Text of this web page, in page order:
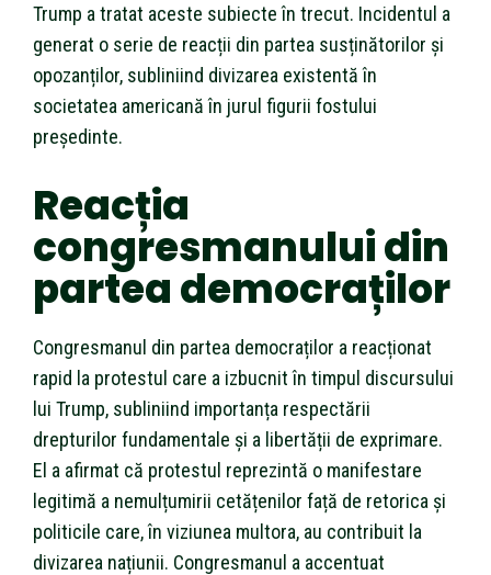
Trump a tratat aceste subiecte în trecut. Incidentul a
generat o serie de reacții din partea susținătorilor și
opozanților, subliniind divizarea existentă în
societatea americană în jurul figurii fostului
președinte.
Reacția
congresmanului din
partea democraților
Congresmanul din partea democraților a reacționat
rapid la protestul care a izbucnit în timpul discursului
lui Trump, subliniind importanța respectării
drepturilor fundamentale și a libertății de exprimare.
El a afirmat că protestul reprezintă o manifestare
legitimă a nemulțumirii cetățenilor față de retorica și
politicile care, în viziunea multora, au contribuit la
divizarea națiunii. Congresmanul a accentuat